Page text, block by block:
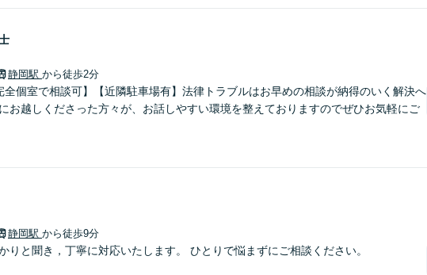
静岡駅 から徒歩2分
全個室で相談可】【近隣駐車場有】法律トラブルはお早めの相談が納得のいく解決へ
お越しくださった方々が、お話しやすい環境を整えておりますのでぜひお気軽にご
静岡駅 から徒歩9分
りと聞き，丁寧に対応いたします。 ひとりで悩まずにご相談ください。